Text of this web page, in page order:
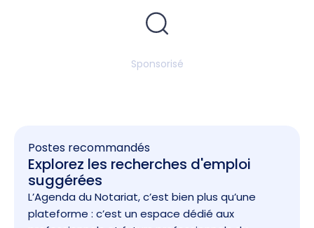
Sponsorisé
Postes recommandés
Explorez les recherches d'emploi
suggérées
L’Agenda du Notariat, c’est bien plus qu’une
plateforme : c’est un espace dédié aux